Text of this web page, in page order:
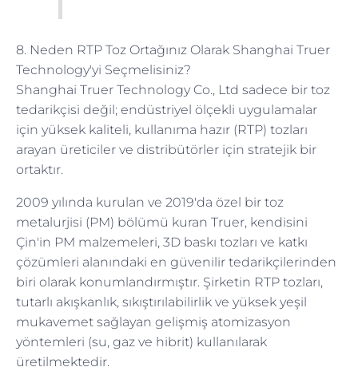
8. Neden RTP Toz Ortağınız Olarak Shanghai Truer
Technology'yi Seçmelisiniz?
Shanghai Truer Technology Co., Ltd sadece bir toz
tedarikçisi değil; endüstriyel ölçekli uygulamalar
için yüksek kaliteli, kullanıma hazır (RTP) tozları
arayan üreticiler ve distribütörler için stratejik bir
ortaktır.
2009 yılında kurulan ve 2019'da özel bir toz
metalurjisi (PM) bölümü kuran Truer, kendisini
Çin'in PM malzemeleri, 3D baskı tozları ve katkı
çözümleri alanındaki en güvenilir tedarikçilerinden
biri olarak konumlandırmıştır. Şirketin RTP tozları,
tutarlı akışkanlık, sıkıştırılabilirlik ve yüksek yeşil
mukavemet sağlayan gelişmiş atomizasyon
yöntemleri (su, gaz ve hibrit) kullanılarak
üretilmektedir.